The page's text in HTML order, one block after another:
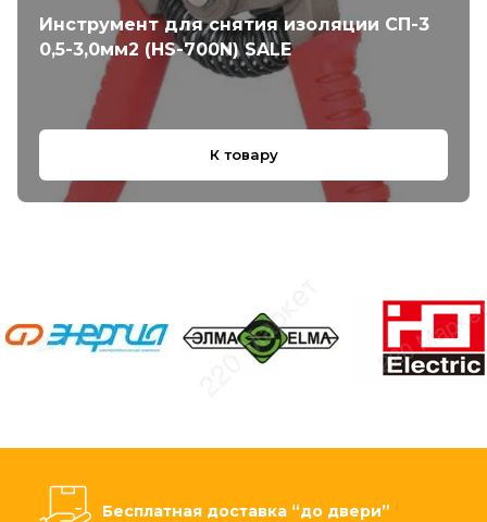
Инструмент для снятия изоляции СП-3
0,5-3,0мм2 (HS-700N) SALE
К товару
Бесплатная доставка “до двери”